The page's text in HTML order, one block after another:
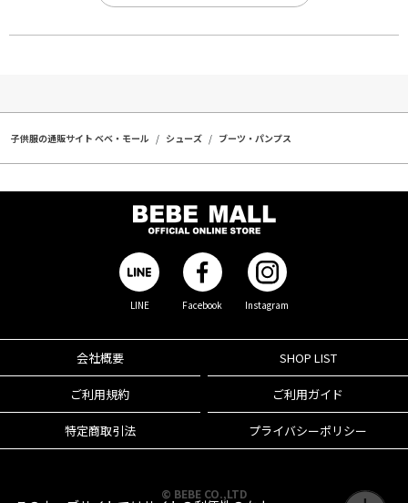
子供服の通販サイト ベベ・モール シューズ ブーツ・パンプス
LINE Facebook Instagram
会社概要 SHOP LIST
ご利用規約 ご利用ガイド
特定商取引法 プライバシーポリシー
© BEBE CO.,LTD